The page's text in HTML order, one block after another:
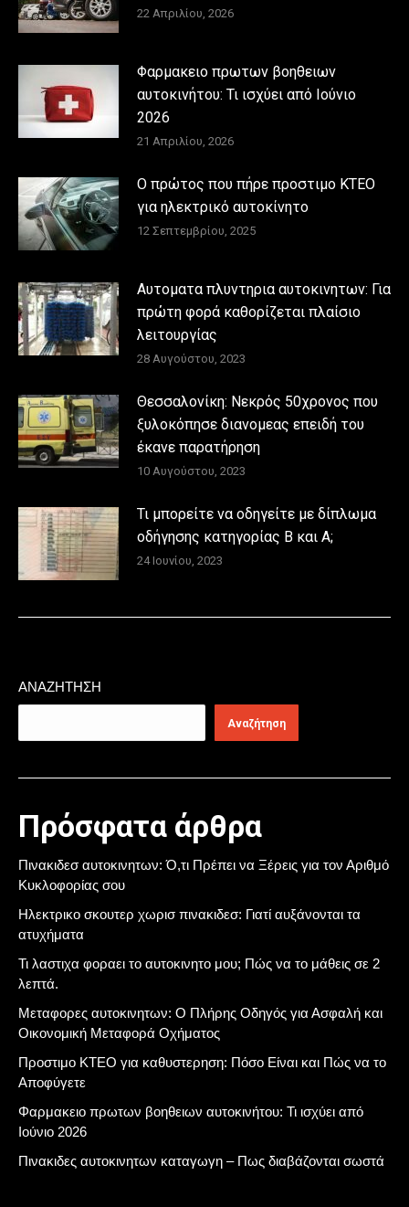
22 Απριλίου, 2026
Φαρμακειο πρωτων βοηθειων
αυτοκινήτου: Τι ισχύει από Ιούνιο
2026
21 Απριλίου, 2026
Ο πρώτος που πήρε προστιμο ΚΤΕΟ
για ηλεκτρικό αυτοκίνητο
12 Σεπτεμβρίου, 2025
Αυτοματα πλυντηρια αυτοκινητων: Για
πρώτη φορά καθορίζεται πλαίσιο
λειτουργίας
28 Αυγούστου, 2023
Θεσσαλονίκη: Νεκρός 50χρονος που
ξυλοκόπησε διανομεας επειδή του
έκανε παρατήρηση
10 Αυγούστου, 2023
Τι μπορείτε να οδηγείτε με δίπλωμα
οδήγησης κατηγορίας Β και Α;
24 Ιουνίου, 2023
ΑΝΑΖΉΤΗΣΗ
Αναζήτηση
Πρόσφατα άρθρα
Πινακιδεσ αυτοκινητων: Ό,τι Πρέπει να Ξέρεις για τον Αριθμό
Κυκλοφορίας σου
Ηλεκτρικο σκουτερ χωρισ πινακιδεσ: Γιατί αυξάνονται τα
ατυχήματα
Τι λαστιχα φοραει το αυτοκινητο μου; Πώς να το μάθεις σε 2
λεπτά.
Μεταφορες αυτοκινητων: Ο Πλήρης Οδηγός για Ασφαλή και
Οικονομική Μεταφορά Οχήματος
Προστιμο ΚΤΕΟ για καθυστερηση: Πόσο Είναι και Πώς να το
Αποφύγετε
Φαρμακειο πρωτων βοηθειων αυτοκινήτου: Τι ισχύει από
Ιούνιο 2026
Πινακιδες αυτοκινητων καταγωγη – Πως διαβάζονται σωστά